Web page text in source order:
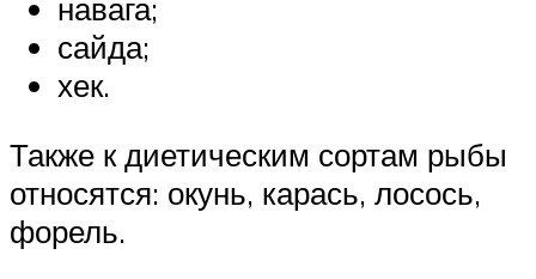
навага;
сайда;
хек.
Также к диетическим сортам рыбы
относятся: окунь, карась, лосось,
форель.